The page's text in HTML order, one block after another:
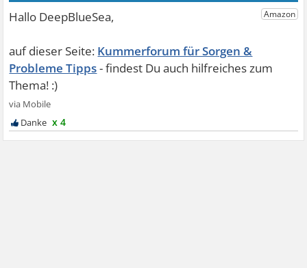
Kummerforum für Sorgen &
Probleme Tipps
x 4